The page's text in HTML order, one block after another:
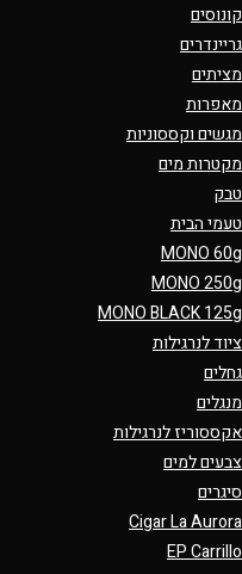
קונוסים
גריינדרים
מציתים
מאפרות
מגשים וקססוניות
מקטרות מים
טבק
טעמי הבית
MONO 60g
MONO 250g
MONO BLACK 125g
ציוד לנרגילות
גחלים
מנגלים
אקססוריז לנרגילות
צבעים למים
סיגרים
Cigar La Aurora
EP Carrillo